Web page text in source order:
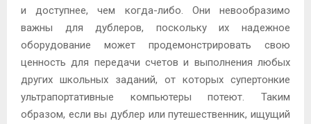
и доступнее, чем когда-либо. Они невообразимо
важны для дублеров, поскольку их надежное
оборудование может продемонстрировать свою
ценность для передачи счетов и выполнения любых
других школьных заданий, от которых супертонкие
ультрапортативные компьютеры потеют. Таким
образом, если вы дублер или путешественник, ищущий